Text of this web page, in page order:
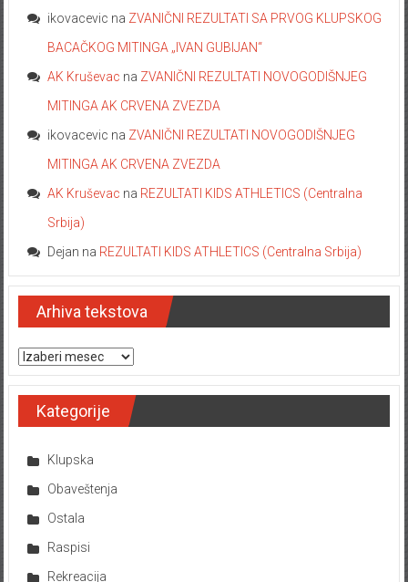
ikovacevic na ZVANIČNI REZULTATI SA PRVOG KLUPSKOG
BACAČKOG MITINGA „IVAN GUBIJAN“
AK Kruševac na ZVANIČNI REZULTATI NOVOGODIŠNJEG
MITINGA AK CRVENA ZVEZDA
ikovacevic na ZVANIČNI REZULTATI NOVOGODIŠNJEG
MITINGA AK CRVENA ZVEZDA
AK Kruševac na REZULTATI KIDS ATHLETICS (Centralna
Srbija)
Dejan na REZULTATI KIDS ATHLETICS (Centralna Srbija)
Arhiva tekstova
Arhiva tekstova
Kategorije
Klupska
Obaveštenja
Ostala
Raspisi
Rekreacija